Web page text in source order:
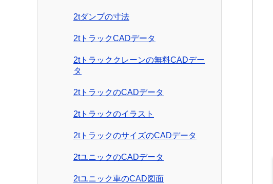
2tダンプの寸法
2tトラックCADデータ
2tトラッククレーンの無料CADデー
タ
2tトラックのCADデータ
2tトラックのイラスト
2tトラックのサイズのCADデータ
2tユニックのCADデータ
2tユニック車のCAD図面